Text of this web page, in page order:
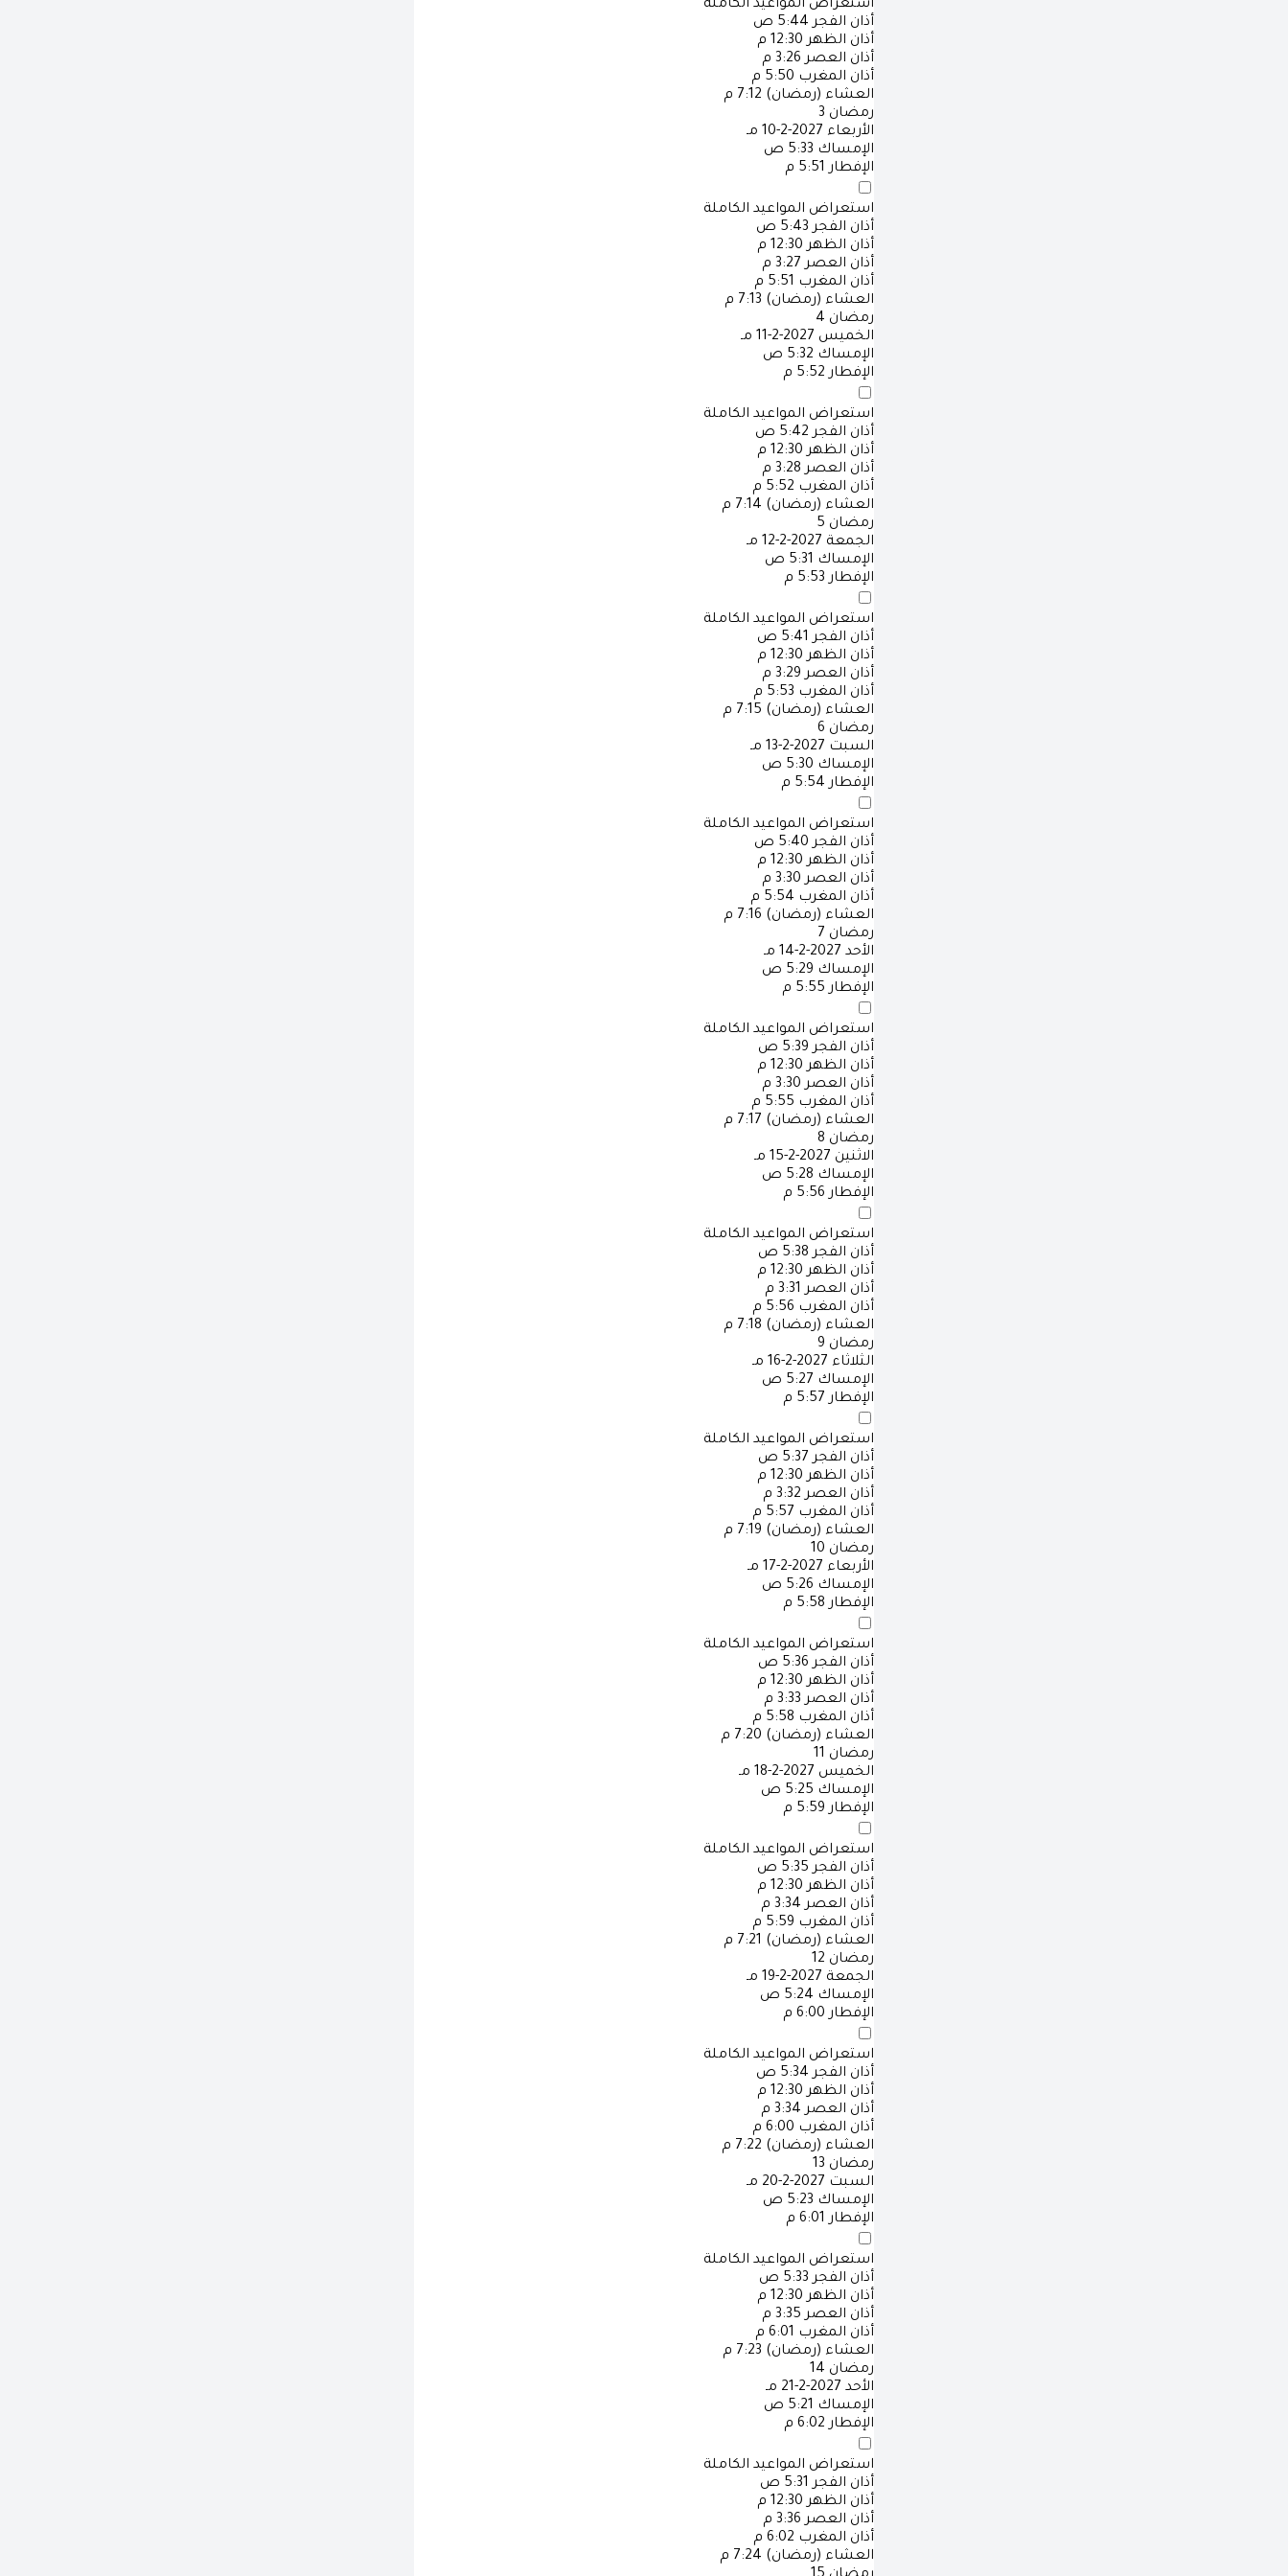
استعراض المواعيد الكاملة
أذان الفجر 5:44 ص
أذان الظهر 12:30 م
أذان العصر 3:26 م
أذان المغرب 5:50 م
العشاء (رمضان) 7:12 م
رمضان 3
الأربعاء 2027-2-10 مـ
الإمساك 5:33 ص
الإفطار 5:51 م
استعراض المواعيد الكاملة
أذان الفجر 5:43 ص
أذان الظهر 12:30 م
أذان العصر 3:27 م
أذان المغرب 5:51 م
العشاء (رمضان) 7:13 م
رمضان 4
الخميس 2027-2-11 مـ
الإمساك 5:32 ص
الإفطار 5:52 م
استعراض المواعيد الكاملة
أذان الفجر 5:42 ص
أذان الظهر 12:30 م
أذان العصر 3:28 م
أذان المغرب 5:52 م
العشاء (رمضان) 7:14 م
رمضان 5
الجمعة 2027-2-12 مـ
الإمساك 5:31 ص
الإفطار 5:53 م
استعراض المواعيد الكاملة
أذان الفجر 5:41 ص
أذان الظهر 12:30 م
أذان العصر 3:29 م
أذان المغرب 5:53 م
العشاء (رمضان) 7:15 م
رمضان 6
السبت 2027-2-13 مـ
الإمساك 5:30 ص
الإفطار 5:54 م
استعراض المواعيد الكاملة
أذان الفجر 5:40 ص
أذان الظهر 12:30 م
أذان العصر 3:30 م
أذان المغرب 5:54 م
العشاء (رمضان) 7:16 م
رمضان 7
الأحد 2027-2-14 مـ
الإمساك 5:29 ص
الإفطار 5:55 م
استعراض المواعيد الكاملة
أذان الفجر 5:39 ص
أذان الظهر 12:30 م
أذان العصر 3:30 م
أذان المغرب 5:55 م
العشاء (رمضان) 7:17 م
رمضان 8
الاثنين 2027-2-15 مـ
الإمساك 5:28 ص
الإفطار 5:56 م
استعراض المواعيد الكاملة
أذان الفجر 5:38 ص
أذان الظهر 12:30 م
أذان العصر 3:31 م
أذان المغرب 5:56 م
العشاء (رمضان) 7:18 م
رمضان 9
الثلاثاء 2027-2-16 مـ
الإمساك 5:27 ص
الإفطار 5:57 م
استعراض المواعيد الكاملة
أذان الفجر 5:37 ص
أذان الظهر 12:30 م
أذان العصر 3:32 م
أذان المغرب 5:57 م
العشاء (رمضان) 7:19 م
رمضان 10
الأربعاء 2027-2-17 مـ
الإمساك 5:26 ص
الإفطار 5:58 م
استعراض المواعيد الكاملة
أذان الفجر 5:36 ص
أذان الظهر 12:30 م
أذان العصر 3:33 م
أذان المغرب 5:58 م
العشاء (رمضان) 7:20 م
رمضان 11
الخميس 2027-2-18 مـ
الإمساك 5:25 ص
الإفطار 5:59 م
استعراض المواعيد الكاملة
أذان الفجر 5:35 ص
أذان الظهر 12:30 م
أذان العصر 3:34 م
أذان المغرب 5:59 م
العشاء (رمضان) 7:21 م
رمضان 12
الجمعة 2027-2-19 مـ
الإمساك 5:24 ص
الإفطار 6:00 م
استعراض المواعيد الكاملة
أذان الفجر 5:34 ص
أذان الظهر 12:30 م
أذان العصر 3:34 م
أذان المغرب 6:00 م
العشاء (رمضان) 7:22 م
رمضان 13
السبت 2027-2-20 مـ
الإمساك 5:23 ص
الإفطار 6:01 م
استعراض المواعيد الكاملة
أذان الفجر 5:33 ص
أذان الظهر 12:30 م
أذان العصر 3:35 م
أذان المغرب 6:01 م
العشاء (رمضان) 7:23 م
رمضان 14
الأحد 2027-2-21 مـ
الإمساك 5:21 ص
الإفطار 6:02 م
استعراض المواعيد الكاملة
أذان الفجر 5:31 ص
أذان الظهر 12:30 م
أذان العصر 3:36 م
أذان المغرب 6:02 م
العشاء (رمضان) 7:24 م